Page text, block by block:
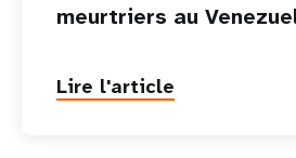
meurtriers au
Lire l'article